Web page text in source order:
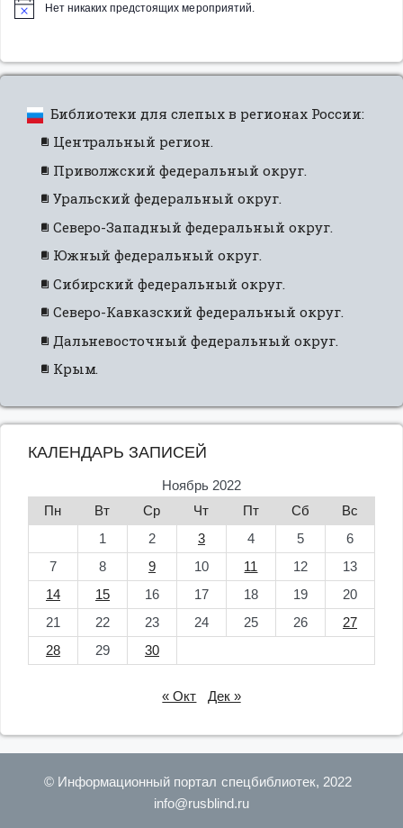
Нет никаких предстоящих мероприятий.
Библиотеки для слепых в регионах России:
Центральный регион.
Приволжский федеральный округ.
Уральский федеральный округ.
Северо-Западный федеральный округ.
Южный федеральный округ.
Сибирский федеральный округ.
Северо-Кавказский федеральный округ.
Дальневосточный федеральный округ.
Крым.
КАЛЕНДАРЬ ЗАПИСЕЙ
Ноябрь 2022
Пн
Вт Ср Чт Пт Сб
Вс
1
2 3 4 5
6
7
8 9 10 11 12
13
14
15 16 17 18 19
20
21
22 23 24 25 26
27
28
29 30
« Окт Дек »
© Информационный портал спецбиблиотек, 2022
info@rusblind.ru